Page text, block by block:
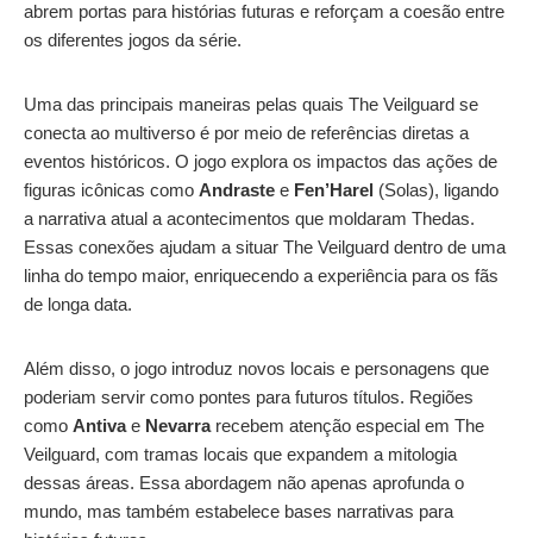
abrem portas para histórias futuras e reforçam a coesão entre
os diferentes jogos da série.
Uma das principais maneiras pelas quais The Veilguard se
conecta ao multiverso é por meio de referências diretas a
eventos históricos. O jogo explora os impactos das ações de
figuras icônicas como Andraste e Fen’Harel (Solas), ligando
a narrativa atual a acontecimentos que moldaram Thedas.
Essas conexões ajudam a situar The Veilguard dentro de uma
linha do tempo maior, enriquecendo a experiência para os fãs
de longa data.
Além disso, o jogo introduz novos locais e personagens que
poderiam servir como pontes para futuros títulos. Regiões
como Antivae Nevarrarecebem atenção especial em The
Veilguard, com tramas locais que expandem a mitologia
dessas áreas. Essa abordagem não apenas aprofunda o
mundo, mas também estabelece bases narrativas para